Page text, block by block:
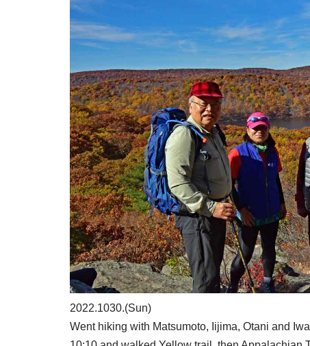
2022.1030.(Sun)
Went hiking with Matsumoto, Iijima, Otani and